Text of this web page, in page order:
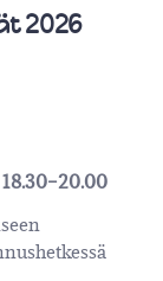
2026